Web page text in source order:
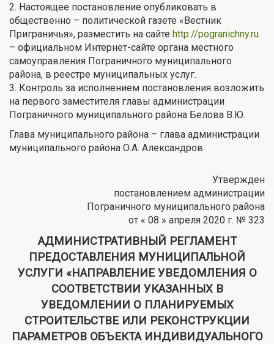
2. Настоящее постановление опубликовать в
общественно – политической газете «Вестник
Приграничья», разместить на сайте http://pogranichny.ru
– официальном Интернет-сайте органа местного
самоуправления Пограничного муниципального
района, в реестре муниципальных услуг.
3. Контроль за исполнением постановления возложить
на первого заместителя главы администрации
Пограничного муниципального района Белова В.Ю.
Глава муниципального района – глава администрации
муниципального района О.А. Александров
Утвержден
постановлением администрации
Пограничного муниципального района
от « 08 » апреля 2020 г. № 323
АДМИНИСТРАТИВНЫЙ РЕГЛАМЕНТ
ПРЕДОСТАВЛЕНИЯ МУНИЦИПАЛЬНОЙ
УСЛУГИ «НАПРАВЛЕНИЕ УВЕДОМЛЕНИЯ О
СООТВЕТСТВИИ УКАЗАННЫХ В
УВЕДОМЛЕНИИ О ПЛАНИРУЕМЫХ
СТРОИТЕЛЬСТВЕ ИЛИ РЕКОНСТРУКЦИИ
ПАРАМЕТРОВ ОБЪЕКТА ИНДИВИДУАЛЬНОГО